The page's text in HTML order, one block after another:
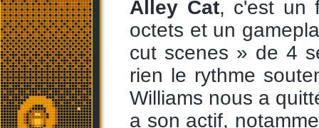
Alley Cat, c'est un
octets et un
cut scenes » de 4
rien le rythme
Williams nous a
a son actif,